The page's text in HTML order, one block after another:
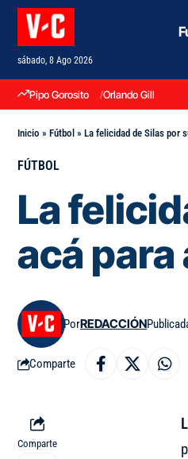
sábado, 8 Ago 2026
Pipo Gorosito Orlando Gill
Inicio » Fútbol » La felicidad de Silas por
FÚTBOL
La
acá
PorREDACCIÓN
Comparte
Comparte